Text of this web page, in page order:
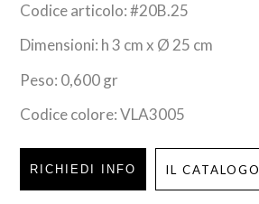
Codice articolo: #20B.25
Dimensioni: h 3 cm x Ø 25 cm
Peso: 0,600 gr
Codice colore: VLA3005
RICHIEDI INFO IL CATALOGO